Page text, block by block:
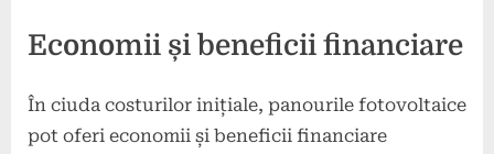
Economii și beneficii financiare
În ciuda costurilor inițiale, panourile fotovoltaice
pot oferi economii și beneficii financiare